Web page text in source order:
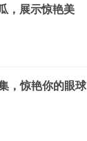
，展示惊艳美
，惊艳你的眼球